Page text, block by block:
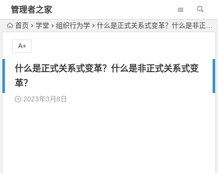
管理者之家
首页 学堂 组织行为学 什么是正式关系式变革？什么是非正式关系式变革？
什么是正式关系式变革？什么是非正式关系式变
革？
2023年3月8日
A+